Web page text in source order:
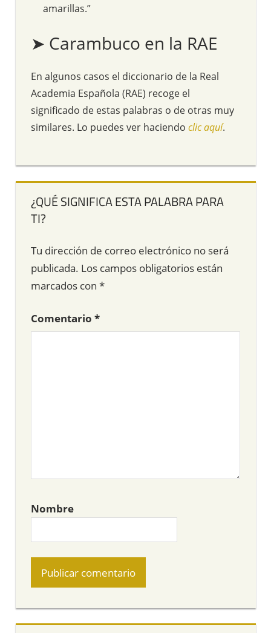
amarillas.”
➤ Carambuco en la RAE
En algunos casos el diccionario de la Real
Academia Española (RAE) recoge el
significado de estas palabras o de otras muy
similares. Lo puedes ver haciendo clic aquí.
¿QUÉ SIGNIFICA ESTA PALABRA PARA
TI?
Tu dirección de correo electrónico no será
publicada. Los campos obligatorios están
marcados con *
Comentario *
Nombre